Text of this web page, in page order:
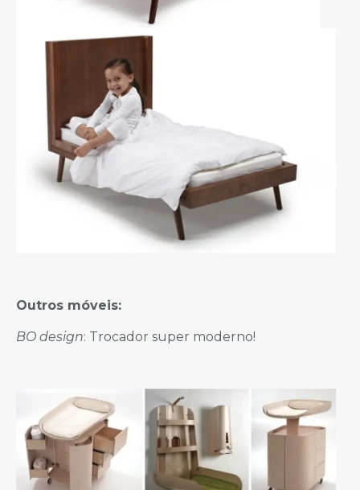
Outros móveis:
BO design: Trocador super moderno!